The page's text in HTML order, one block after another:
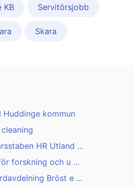
KB Servitörsjobb
Skara
kommun
HR Utland ...
forskning och u ...
Bröst e ...